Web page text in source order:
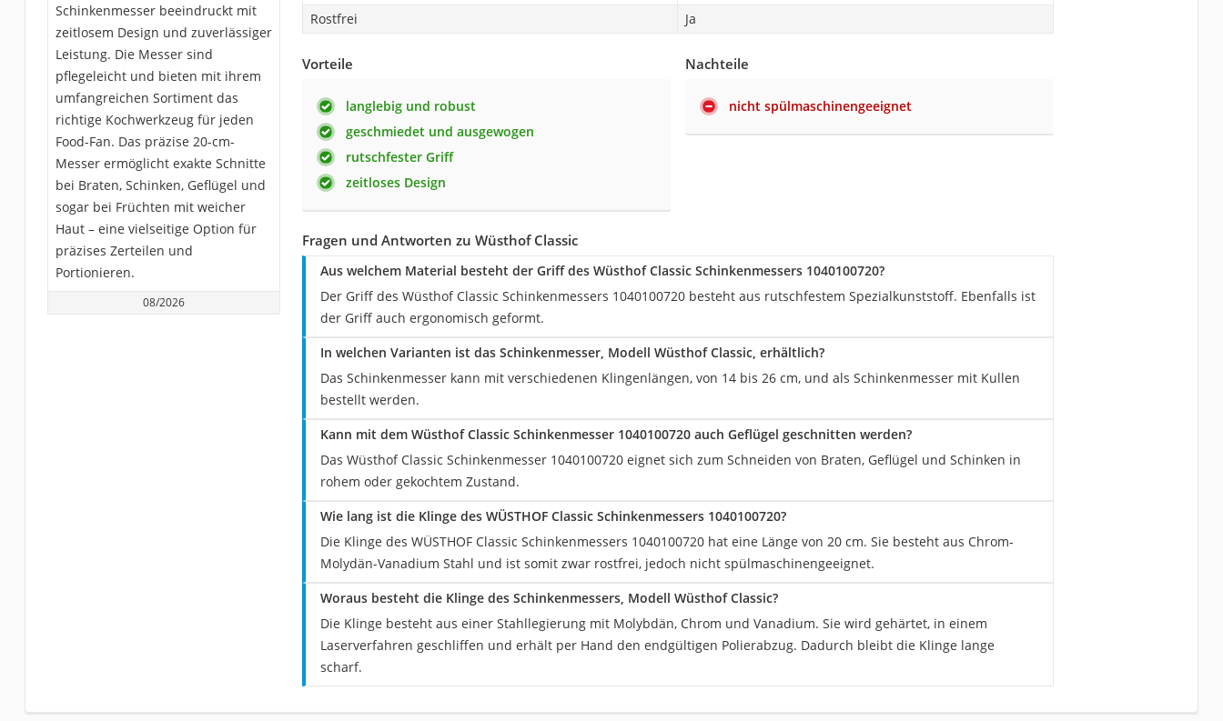
Schinkenmesser beeindruckt mit
zeitlosem Design und zuverlässiger
Leistung. Die Messer sind
pflegeleicht und bieten mit ihrem
umfangreichen Sortiment das
richtige Kochwerkzeug für jeden
Food-Fan. Das präzise 20-cm-
Messer ermöglicht exakte Schnitte
bei Braten, Schinken, Geflügel und
sogar bei Früchten mit weicher
Haut – eine vielseitige Option für
präzises Zerteilen und
Portionieren.
08/2026
Rostfrei
Ja
Vorteile
langlebig und robust
geschmiedet und ausgewogen
rutschfester Griff
zeitloses Design
Nachteile
nicht spülmaschinengeeignet
Fragen und Antworten zu Wüsthof Classic
Aus welchem Material besteht der Griff des Wüsthof Classic Schinkenmessers 1040100720?
Der Griff des Wüsthof Classic Schinkenmessers 1040100720 besteht aus rutschfestem Spezialkunststoff. Ebenfalls ist
der Griff auch ergonomisch geformt.
In welchen Varianten ist das Schinkenmesser, Modell Wüsthof Classic, erhältlich?
Das Schinkenmesser kann mit verschiedenen Klingenlängen, von 14 bis 26 cm, und als Schinkenmesser mit Kullen
bestellt werden.
Kann mit dem Wüsthof Classic Schinkenmesser 1040100720 auch Geflügel geschnitten werden?
Das Wüsthof Classic Schinkenmesser 1040100720 eignet sich zum Schneiden von Braten, Geflügel und Schinken in
rohem oder gekochtem Zustand.
Wie lang ist die Klinge des WÜSTHOF Classic Schinkenmessers 1040100720?
Die Klinge des WÜSTHOF Classic Schinkenmessers 1040100720 hat eine Länge von 20 cm. Sie besteht aus Chrom-
Molydän-Vanadium Stahl und ist somit zwar rostfrei, jedoch nicht spülmaschinengeeignet.
Woraus besteht die Klinge des Schinkenmessers, Modell Wüsthof Classic?
Die Klinge besteht aus einer Stahllegierung mit Molybdän, Chrom und Vanadium. Sie wird gehärtet, in einem
Laserverfahren geschliffen und erhält per Hand den endgültigen Polierabzug. Dadurch bleibt die Klinge lange
scharf.